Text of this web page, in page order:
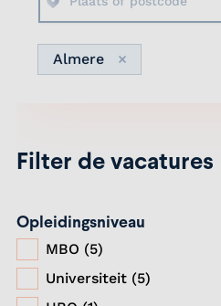
Almere
Verwijder
Filter de vacatures
Opleidingsniveau
MBO (5)
Universiteit (5)